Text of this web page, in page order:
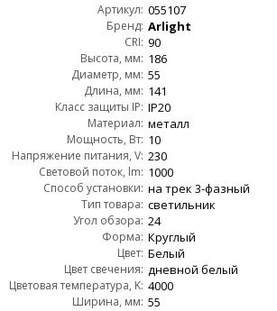
Артикул: 055107
Бренд: Arlight
CRI: 90
Высота, мм: 186
Диаметр, мм: 55
Длина, мм: 141
Класс защиты IP: IP20
Материал: металл
Мощность, Вт: 10
Напряжение питания, V: 230
Световой поток, lm: 1000
Способ установки: на трек 3-фазный
Тип товара: светильник
Угол обзора: 24
Форма: Круглый
Цвет: Белый
Цвет свечения: дневной белый
Цветовая температура, K: 4000
Ширина, мм: 55